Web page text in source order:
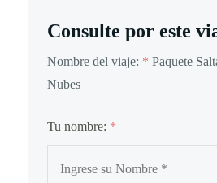
Consulte por este
Nombre del viaje: * Paquete
Nubes
Tu nombre: *